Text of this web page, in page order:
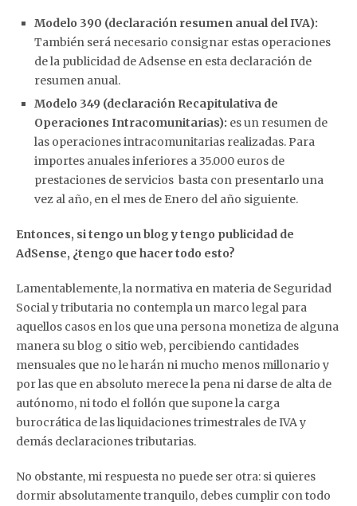
Modelo 390 (declaración resumen anual del IVA):
También será necesario consignar estas operaciones
de la publicidad de Adsense en esta declaración de
resumen anual.
Modelo 349 (declaración Recapitulativa de
Operaciones Intracomunitarias): es un resumen de
las operaciones intracomunitarias realizadas. Para
importes anuales inferiores a 35.000 euros de
prestaciones de servicios basta con presentarlo una
vez al año, en el mes de Enero del año siguiente.
Entonces, si tengo un blog y tengo publicidad de
AdSense, ¿tengo que hacer todo esto?
Lamentablemente, la normativa en materia de Seguridad
Social y tributaria no contempla un marco legal para
aquellos casos en los que una persona monetiza de alguna
manera su blog o sitio web, percibiendo cantidades
mensuales que no le harán ni mucho menos millonario y
por las que en absoluto merece la pena ni darse de alta de
autónomo, ni todo el follón que supone la carga
burocrática de las liquidaciones trimestrales de IVA y
demás declaraciones tributarias.
No obstante, mi respuesta no puede ser otra: si quieres
dormir absolutamente tranquilo, debes cumplir con todo